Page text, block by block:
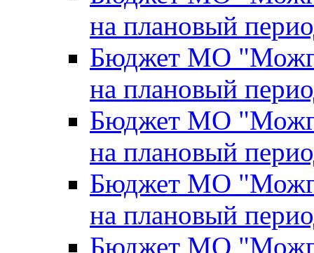
на плановый
Бюджет МО
на плановый
Бюджет МО
на плановый
Бюджет МО
на плановый
Бюджет МО